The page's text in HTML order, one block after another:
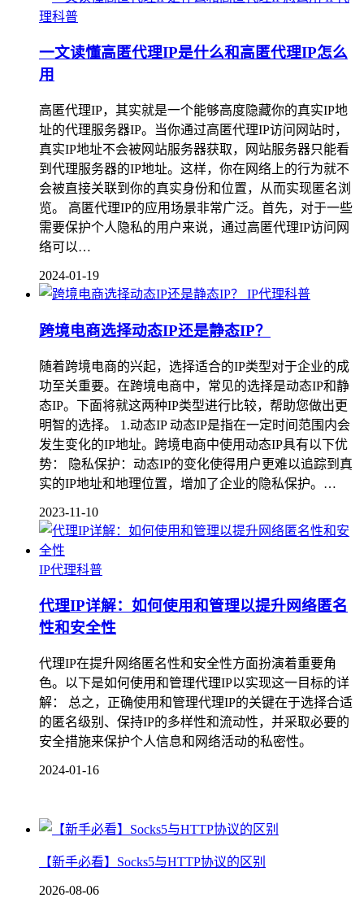
理科普
一文读懂高匿代理IP是什么和高匿代理IP怎么
用
高匿代理IP，其实就是一个能够高度隐藏你的真实IP地
址的代理服务器IP。当你通过高匿代理IP访问网站时，
真实IP地址不会被网站服务器获取，网站服务器只能看
到代理服务器的IP地址。这样，你在网络上的行为就不
会被直接关联到你的真实身份和位置，从而实现匿名浏
览。 高匿代理IP的应用场景非常广泛。首先，对于一些
需要保护个人隐私的用户来说，通过高匿代理IP访问网
络可以…
2024-01-19
IP代理科普
跨境电商选择动态IP还是静态IP？
随着跨境电商的兴起，选择适合的IP类型对于企业的成
功至关重要。在跨境电商中，常见的选择是动态IP和静
态IP。下面将就这两种IP类型进行比较，帮助您做出更
明智的选择。 1.动态IP 动态IP是指在一定时间范围内会
发生变化的IP地址。跨境电商中使用动态IP具有以下优
势： 隐私保护：动态IP的变化使得用户更难以追踪到真
实的IP地址和地理位置，增加了企业的隐私保护。…
2023-11-10
IP代理科普
代理IP详解：如何使用和管理以提升网络匿名
性和安全性
代理IP在提升网络匿名性和安全性方面扮演着重要角
色。以下是如何使用和管理代理IP以实现这一目标的详
解： 总之，正确使用和管理代理IP的关键在于选择合适
的匿名级别、保持IP的多样性和流动性，并采取必要的
安全措施来保护个人信息和网络活动的私密性。
2024-01-16
【新手必看】Socks5与HTTP协议的区别
2026-08-06